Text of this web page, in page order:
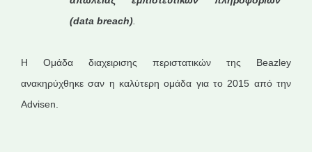
(data breach)
Η Ομάδα διαχειρισης περιστατικών της Beazley
ανακηρύχθηκε σαν η καλύτερη ομάδα για το 2015 από την
Advisen.